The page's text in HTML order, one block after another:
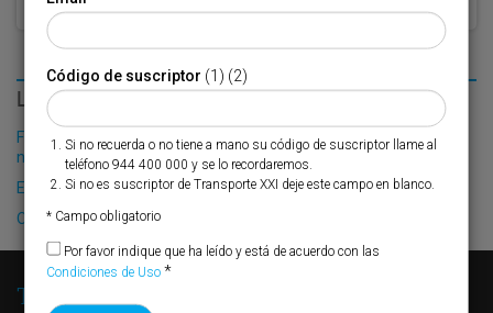
LO MÁS LEÍDO
Fribasa refuerza su logística con la puesta en marcha de una
nueva base en Vizcaya
El Puerto de Valencia crecerá en oferta ro-pax
Ontime mejora su recarga
Transporte XXI
Código de suscriptor (1) (2)
Si no recuerda o no tiene a mano su código de suscriptor llame al
teléfono 944 400 000 y se lo recordaremos.
Si no es suscriptor de Transporte XXI deje este campo en blanco.
* Campo obligatorio
Por favor indique que ha leído y está de acuerdo con las
Condiciones de Uso *